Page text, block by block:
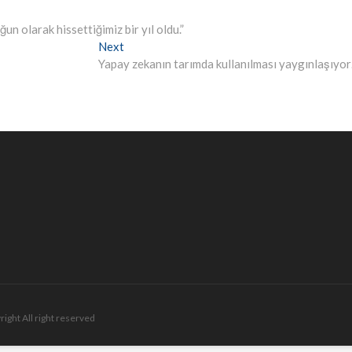
olarak hissettiğimiz bir yıl oldu.”
NextNext
post:
Yapay zekanın tarımda kullanılması
All right reserved